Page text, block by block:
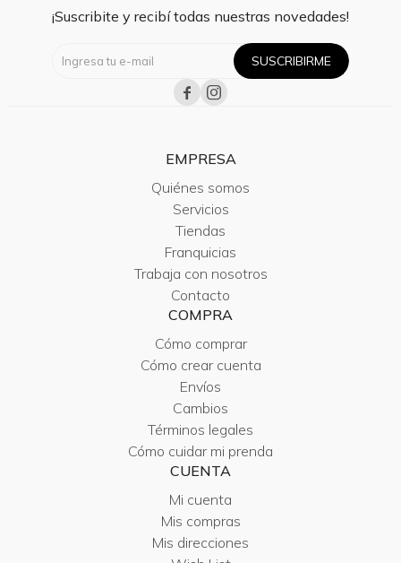
¡Suscribite y recibí todas nuestras novedades!
SUSCRIBIRME
 
EMPRESA
Quiénes somos
Servicios
Tiendas
Franquicias
Trabaja con nosotros
Contacto
COMPRA
Cómo comprar
Cómo crear cuenta
Envíos
Cambios
Términos legales
Cómo cuidar mi prenda
CUENTA
Mi cuenta
Mis compras
Mis direcciones